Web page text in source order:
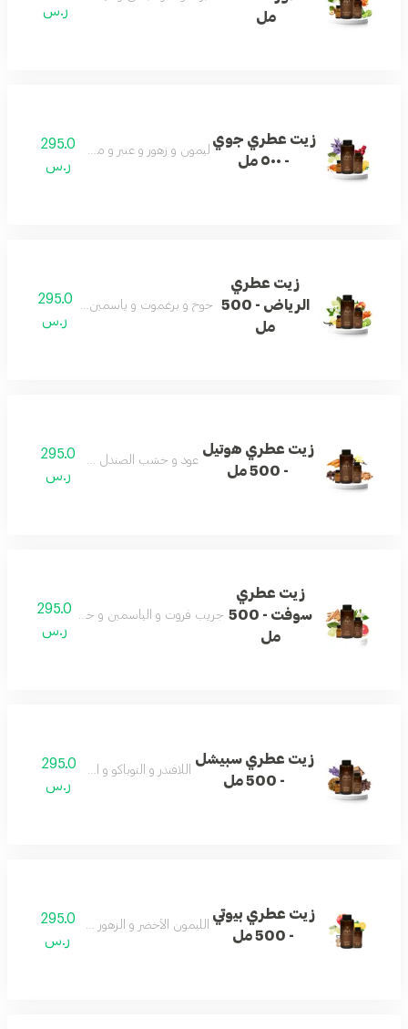
مل
ر.س
زيت عطري جوي
- ٥٠٠ مل
ليمون و زهور و عنبر و مسك و باتشولي
295.0
ر.س
زيت عطري
الرياض - 500
مل
خوخ و برغموت و ياسمين و فانيلا و مسك و
295.0
ر.س
زيت عطري هوتيل
- 500 مل
عود و خشب الصندل و فانيلا و جزر
295.0
ر.س
زيت عطري
سوفت - 500
مل
جريب فروت و الياسمين و خشب الصندل و
295.0
ر.س
زيت عطري سبيشل
- 500 مل
اللافندر و التوباكو و اللاذر و العود
295.0
ر.س
زيت عطري بيوتي
- 500 مل
الليمون الأخضر و الزهور و المسك و التفاح
295.0
ر.س